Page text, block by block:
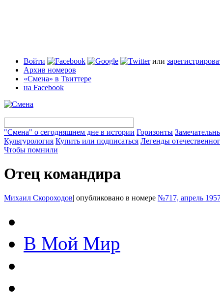
Войти или
Архив номеров
«Смена» в Твиттере
на Facebook
"Смена" о сегодняшнем дне в истории Горизонты
Культурология Купить или подписаться Легенды
Чтобы помнили
Отец командира
Михаил Скороходов| опубликовано в номере №717, апрель
В Мой Мир